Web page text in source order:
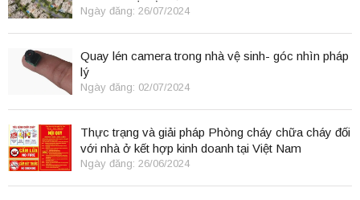
Ngày đăng: 26/07/2024
Quay lén camera trong nhà vệ sinh- góc nhìn pháp
lý
Ngày đăng: 02/07/2024
Thực trạng và giải pháp Phòng cháy chữa cháy đối
với nhà ở kết hợp kinh doanh tại Việt Nam
Ngày đăng: 26/06/2024